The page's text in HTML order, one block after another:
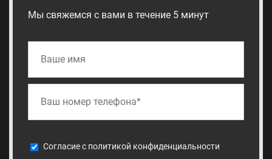
Мы свяжемся с вами в течение 5 минут
Cогласие с политикой конфиденциальности